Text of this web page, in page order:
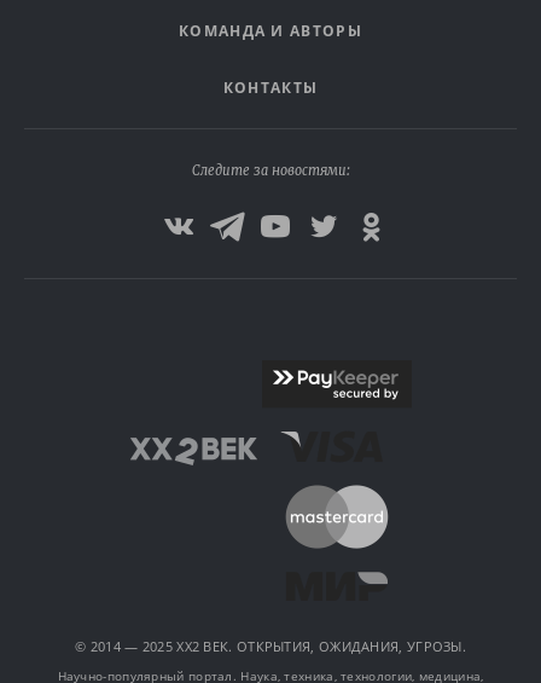
КОМАНДА И АВТОРЫ
КОНТАКТЫ
Следите за новостями:
© 2014 — 2025 XX2 ВЕК. ОТКРЫТИЯ, ОЖИДАНИЯ, УГРОЗЫ.
Научно-популярный портал. Наука, техника, технологии, медицина,